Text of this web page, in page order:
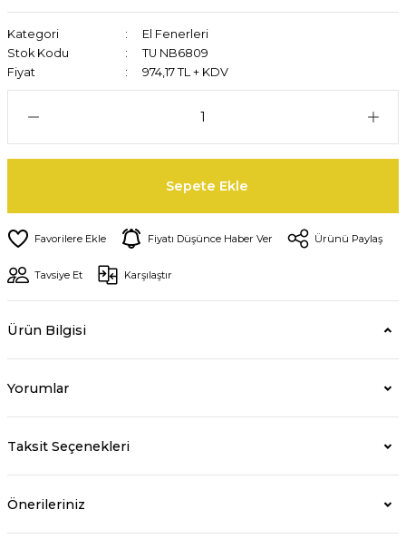
Kategori
El Fenerleri
Stok Kodu
TU NB6809
Fiyat
974,17 TL + KDV
Sepete Ekle
Fiyatı Düşünce Haber Ver Ürünü Paylaş
Tavsiye Et Karşılaştır
Ürün Bilgisi
Yorumlar
Taksit Seçenekleri
Önerileriniz